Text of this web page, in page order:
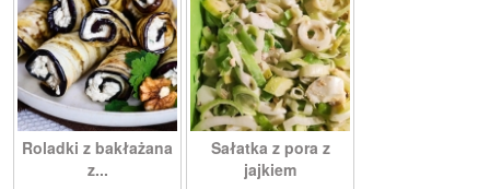
Roladki z bakłażana
z...
Sałatka z pora z
jajkiem